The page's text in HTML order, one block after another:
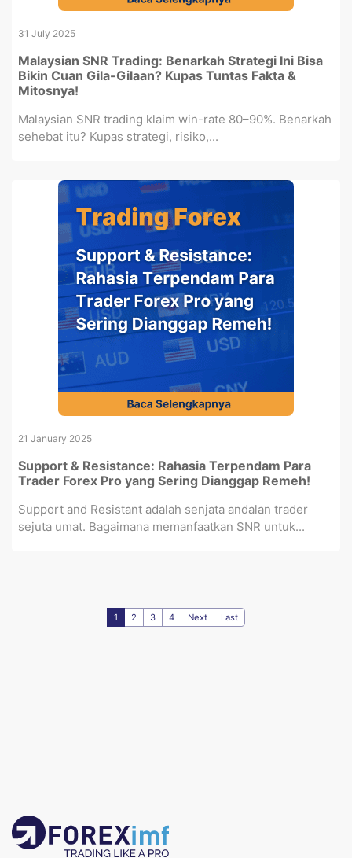
31 July 2025
Malaysian SNR Trading: Benarkah Strategi Ini Bisa
Bikin Cuan Gila-Gilaan? Kupas Tuntas Fakta &
Mitosnya!
Malaysian SNR trading klaim win-rate 80–90%. Benarkah
sehebat itu? Kupas strategi, risiko,...
21 January 2025
Support & Resistance: Rahasia Terpendam Para
Trader Forex Pro yang Sering Dianggap Remeh!
Support and Resistant adalah senjata andalan trader
sejuta umat. Bagaimana memanfaatkan SNR untuk...
1 2 3 4 Next Last